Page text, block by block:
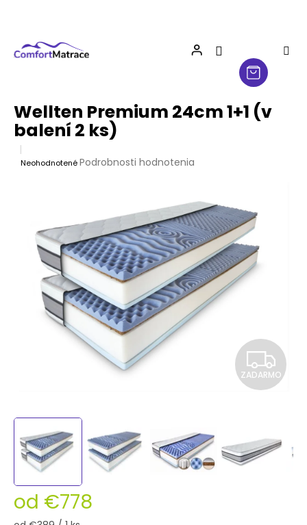
Wellten Premium 24cm 1+1 (v
balení 2 ks)
Priemerné
hviezdičiek.
NeohodnotenéPodrobnosti hodnotenia
Z
A
A
ZADARMO
od €778